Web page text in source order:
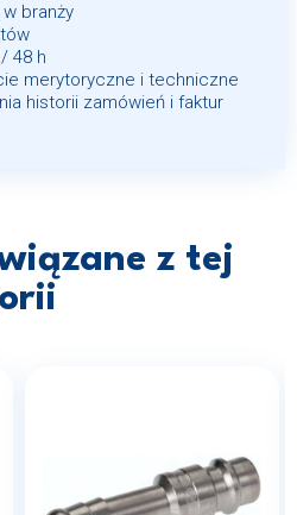
branży
48 h
merytoryczne i techniczne
historii zamówień i faktur
z tej